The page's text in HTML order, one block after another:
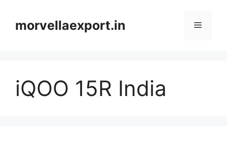
contentmorvellaexport.in Menu
iQOO 15R India